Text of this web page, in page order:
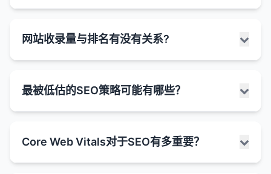
关键词机会：较长的内容提供了更多自然包含相关
用户停留时间：高质量的长篇内容可能会增加用户
在页面上的停留时间，这是一个积极的用户信号。
名靠前的页面平均字数较多（通常在1500字以
上），尤其是对于信息型和商业调查型查询。
5000字的低质量、重复内容。
搜索引擎理解困难 ：过少的文本使得搜索引擎难以
理解页面的主题和相关性。
关键词优化受限 ：没有足够的文本，很难自然地包
含目标关键词和相关术语。
用户价值不足：单薄的内容可能无法充分满足用户
竞争劣势 ：与内容更丰富的竞争对手相比，内容单
薄的页面可能处于劣势。
引"或"降权"）是一个令人担忧的情况，但并不罕见。
这可能由多种因素引起，从技术问题到内容质量问题
可能的原因：
robots.txt 更改：网站的robots.txt文件可能被更
网站收录量与排名有没有关系?
之间存在一定的关系，但这种关系并不是简单的线性
关系。高收录量本身并不能保证高排名，反之亦然。
面）可能有更多的收录量，并且可能在更多的关键
最被低估的SEO策略可能有哪些？
容创作、关键词优化和外链建设。然而，一些不太被
关注但同样有效的策略往往被低估。以下是一些可能
Core Web Vitals对于SEO有多重要？